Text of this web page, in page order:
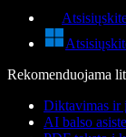
Rekomenduojama
Diktavimas ir
AI balso